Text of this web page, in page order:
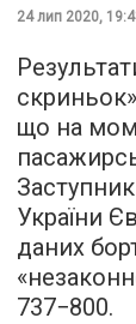
24 лип 2020,
що на
України
даних
737−800.